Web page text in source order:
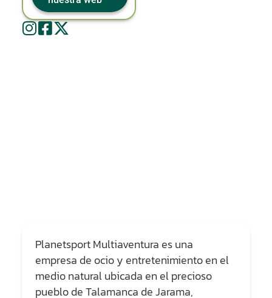
Planetsport Multiaventura es una
empresa de ocio y entretenimiento en el
medio natural ubicada en el precioso
pueblo de Talamanca de Jarama,